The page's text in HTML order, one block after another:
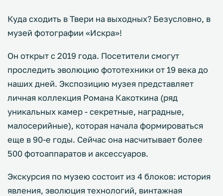
Куда сходить в Твери на выходных? Безусловно, в
музей фотографии «Искра»!
Он открыт с 2019 года. Посетители смогут
проследить эволюцию фототехники от 19 века до
наших дней. Экспозицию музея представляет
личная коллекция Романа Какоткина (ряд
уникальных камер - секретные, наградные,
малосерийные), которая начала формироваться
еще в 90-е годы. Сейчас она насчитывает более
500 фотоаппаратов и аксессуаров.
Экскурсия по музею состоит из 4 блоков: история
явления, эволюция технологий, винтажная